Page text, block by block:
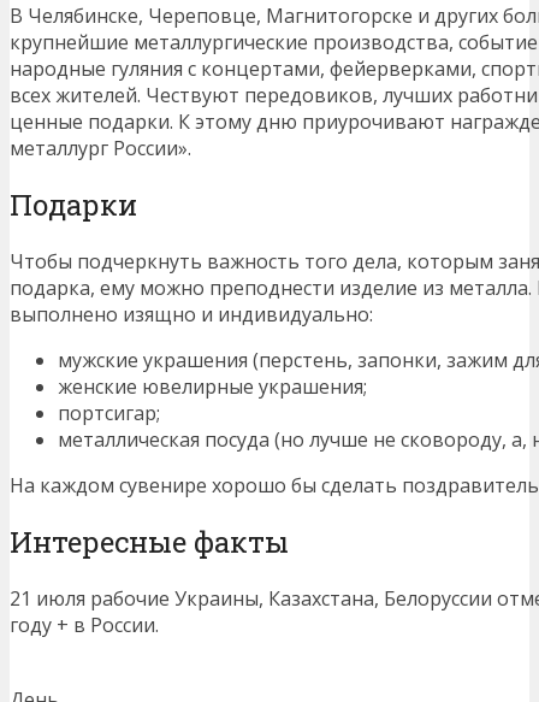
В Челябинске, Череповце, Магнитогорске и других
крупнейшие металлургические производства,
народные гуляния с концертами, фейерверками,
всех жителей. Чествуют передовиков, лучших
ценные подарки. К этому дню приурочивают
металлург России».
Подарки
Чтобы подчеркнуть важность того дела, которым
подарка, ему можно преподнести изделие из
выполнено изящно и индивидуально:
мужские украшения (перстень, запонки, зажим
женские ювелирные украшения;
портсигар;
металлическая посуда (но лучше не сковороду,
На каждом сувенире хорошо бы сделать
Интересные факты
21 июля рабочие Украины, Казахстана, Белоруссии
году + в России.